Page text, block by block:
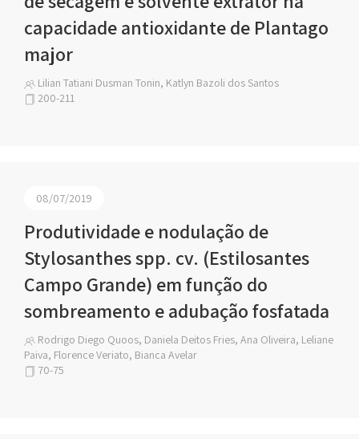
capacidade antioxidante de Plantago
major
Lilian Tatiani Dusman Tonin, Katlyn Bazoli dos Santos
200-211
08/07/2019
Produtividade e nodulação de
Stylosanthes spp. cv. (Estilosantes
Campo Grande) em função do
sombreamento e adubação fosfatada
Rodrigo Diego Quoos, Daniela Deitos Fries, Ana Oliveira, Leliane
Paiva, Florence Veriato, Bianca Avelar
70-75